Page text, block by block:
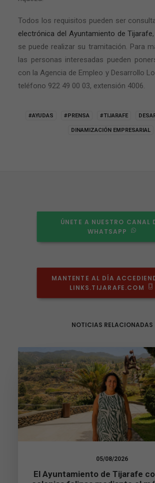
Todos los requisitos pueden ser
electrónica del Ayuntamiento de Tijarafe
se puede realizar su tramitación. Para
las personas interesadas pueden
con la Agencia de Empleo y Desarrollo
teléfono 922 49 00 03, extensión 4006.
#AYUDAS #PRENSA #TIJARAFE
DINAMIZACIÓN EMPRESARIAL
ÚNETE A NUESTRO CANAL
WHATSAPP
MANTENTE AL DÍA
LINKS.TIJARAFE.COM
NOTICIAS RELACIONADAS
05/08/2026
El Ayuntamiento de Tijarafe
Estas
cookies